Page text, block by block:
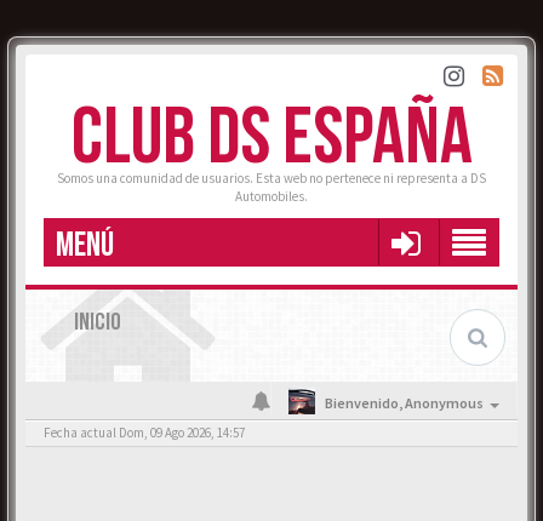
CLUB DS ESPAÑA
Somos una comunidad de usuarios. Esta web no pertenece ni representa a DS
Automobiles.
MENÚ
INICIO
Bienvenido,Anonymous
Fecha actual Dom, 09 Ago 2026, 14:57